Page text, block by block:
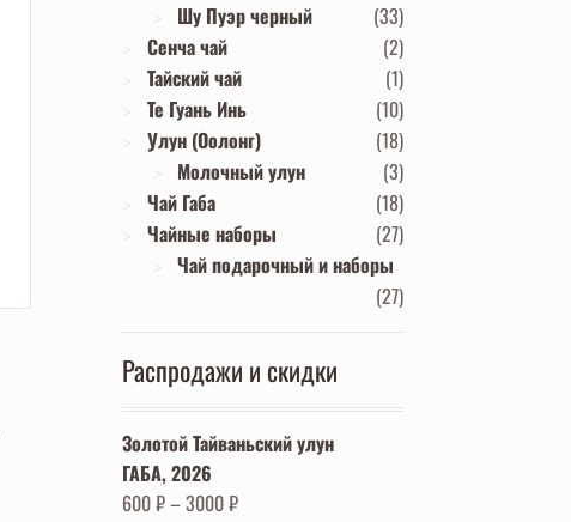
Шу Пуэр черный
(33)
Сенча чай
(2)
Тайский чай
(1)
Те Гуань Инь
(10)
Улун (Оолонг)
(18)
Молочный улун
(3)
Чай Габа
(18)
Чайные наборы
(27)
Чай подарочный и наборы
(27)
Распродажи и скидки
Золотой Тайваньский улун
ГАБА, 2026
600₽–3000₽